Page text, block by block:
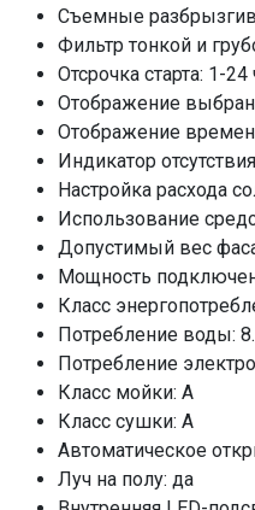
Защита от протечек
Самодиагностика
Управление
Быстрая
Авто
Предварительное
90 мин
Универсальная
Интенсивная
Нормальная
ECO
Стекло
Воронка для соли
Монтажный комплект
Съемные
Фильтр тонкой и
Отсрочка старта: 1-24
Отображение
Отображение
Индикатор
Настройка расхода
Использование
Допустимый вес
Мощность
Класс
Потребление воды:
Потребление
Класс мойки: A
Класс сушки: A
Автоматическое
Луч на полу: да